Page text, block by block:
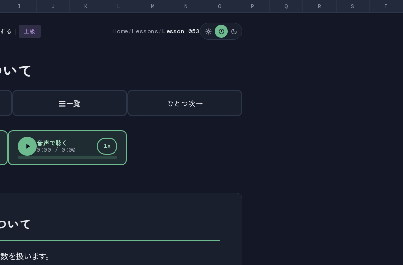
I J K L M N O P Q R S T
る 上級 Home/Lessons/Lesson 053
て
☰一覧 ひとつ次→
音声で聴く
0:00 / 0:00 1x
いて
を扱います。